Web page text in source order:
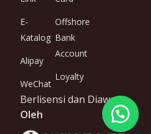
E-
Katalog
Alipay
WeChat
Offshore
Bank
Account
Loyalty
Berlisensi dan Diawasi
Oleh